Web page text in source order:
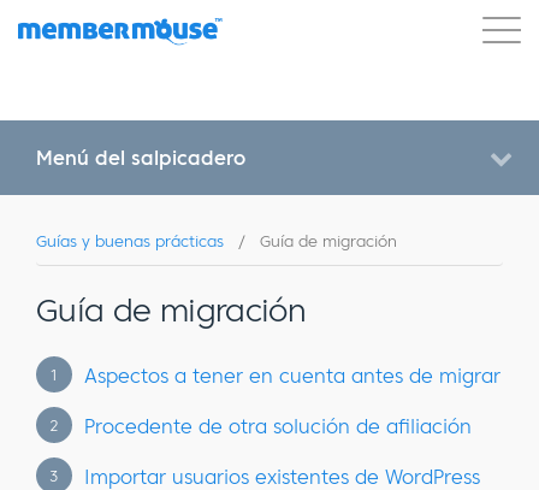
Podcast
Comenzar
Menú del salpicadero
Guías y buenas prácticas / Guía de migración
Guía de migración
1 Aspectos a tener en cuenta antes de migrar
2 Procedente de otra solución de afiliación
3 Importar usuarios existentes de WordPress